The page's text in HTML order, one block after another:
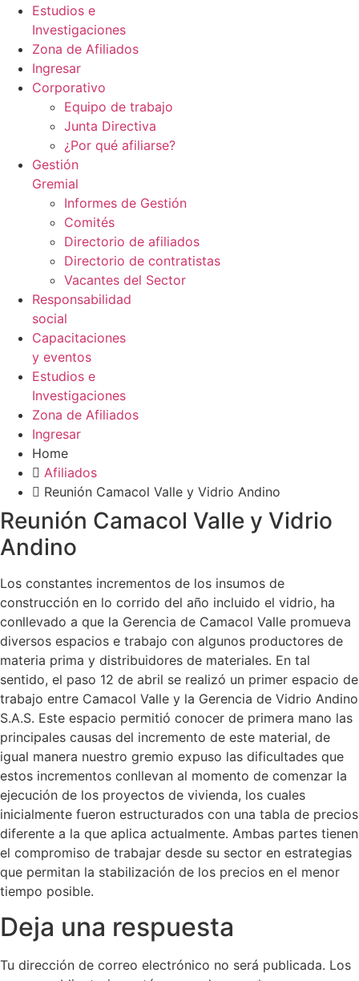
Estudios e
Investigaciones
Zona de Afiliados
Ingresar
Corporativo
Equipo de trabajo
Junta Directiva
¿Por qué afiliarse?
Gestión
Gremial
Informes de Gestión
Comités
Directorio de afiliados
Directorio de contratistas
Vacantes del Sector
Responsabilidad
social
Capacitaciones
y eventos
Estudios e
Investigaciones
Zona de Afiliados
Ingresar
Home
Afiliados
Reunión Camacol Valle y Vidrio Andino
Reunión Camacol Valle y Vidrio
Andino
Los constantes incrementos de los insumos de
construcción en lo corrido del año incluido el vidrio, ha
conllevado a que la Gerencia de Camacol Valle promueva
diversos espacios e trabajo con algunos productores de
materia prima y distribuidores de materiales. En tal
sentido, el paso 12 de abril se realizó un primer espacio de
trabajo entre Camacol Valle y la Gerencia de Vidrio Andino
S.A.S. Este espacio permitió conocer de primera mano las
principales causas del incremento de este material, de
igual manera nuestro gremio expuso las dificultades que
estos incrementos conllevan al momento de comenzar la
ejecución de los proyectos de vivienda, los cuales
inicialmente fueron estructurados con una tabla de precios
diferente a la que aplica actualmente. Ambas partes tienen
el compromiso de trabajar desde su sector en estrategias
que permitan la stabilización de los precios en el menor
tiempo posible.
Deja una respuesta
Tu dirección de correo electrónico no será publicada. Los